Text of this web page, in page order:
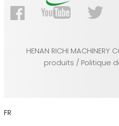
HENAN RICHI
produits / Politique
FR